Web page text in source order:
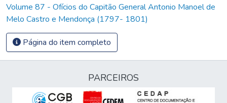
Volume 87 - Ofícios do Capitão General Antonio Manoel de
Melo Castro e Mendonça (1797- 1801)
Página do item completo
PARCEIROS